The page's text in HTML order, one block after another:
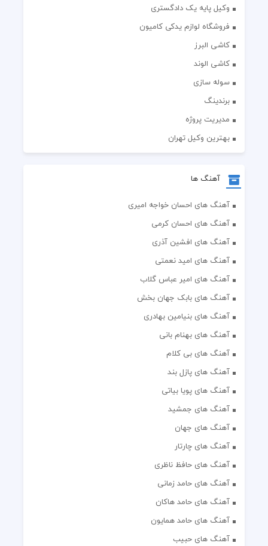
وکیل پایه یک دادگستری
فروشگاه لوازم یدکی کامیون
کاشی البرز
کاشی الوند
سوله سازی
برندینگ
مدیریت پروژه
بهترین وکیل تهران
آهنگ ها
آهنگ های احسان خواجه امیری
آهنگ های احسان کرمی
آهنگ های افشین آذری
آهنگ های امید نعمتی
آهنگ های امیر عباس گلاب
آهنگ های بابک جهان بخش
آهنگ های بنیامین بهادری
آهنگ های بهنام بانی
آهنگ های بی کلام
آهنگ های پازل بند
آهنگ های پویا بیاتی
آهنگ های جمشید
آهنگ های جهان
آهنگ های چارتار
آهنگ های حافظ ناظری
آهنگ های حامد زمانی
آهنگ های حامد هاکان
آهنگ های حامد همایون
آهنگ های حبیب